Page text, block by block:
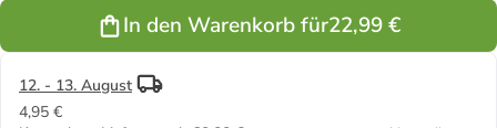
In den Warenkorb für22,99 €
12. - 13. August
4,95 €